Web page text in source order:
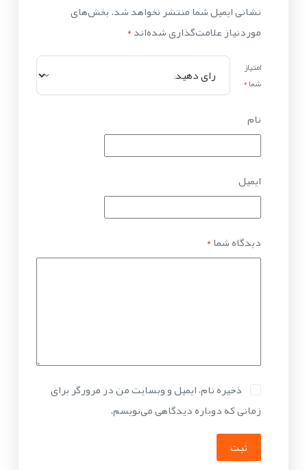
نشانی ایمیل شما منتشر نخواهد شد.بخش‌های
موردنیاز علامت‌گذاری شده‌اند*
امتیاز
شما*
نام
ایمیل
دیدگاه شما*
ذخیره نام، ایمیل و وبسایت من در مرورگر برای
زمانی که دوباره دیدگاهی می‌نویسم.
ثبت